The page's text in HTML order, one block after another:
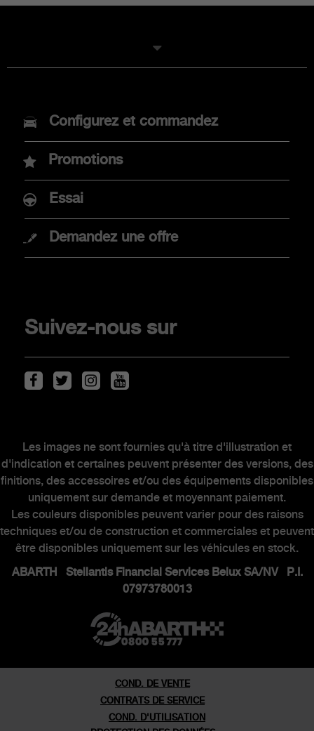
MODELES
Nouvelle Abarth 600e
Abarth 500e
ACHAT
Mobilité électrique
Scorpionship
Entretien des véhicules électriques
Kits & Accessoires
Contacter un concessionnaire
MONDE ABARTH
Configurez et commandez
Promotions
Essai
Demandez une offre
Suivez-nous sur
Les images ne sont fournies qu'à titre d'illustration et
d'indication et certaines peuvent présenter des versions, des
finitions, des accessoires et/ou des équipements disponibles
uniquement sur demande et moyennant paiement.
Les couleurs disponibles peuvent varier pour des raisons
techniques et/ou de construction et commerciales et peuvent
être disponibles uniquement sur les véhicules en stock.
ABARTH Stellantis Financial Services Belux SA/NV P.I.
07973780013
COND. DE VENTE
CONTRATS DE SERVICE
COND. D'UTILISATION